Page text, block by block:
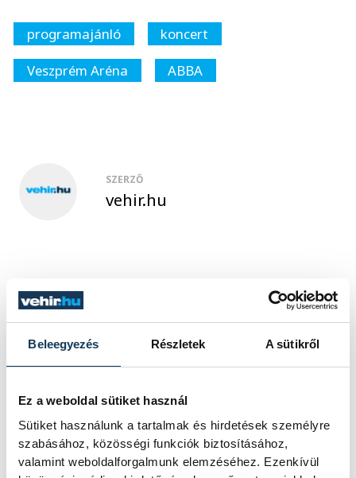
Beleegyezés Részletek A sütikről
Ez a weboldal sütiket használ
Sütiket használunk a tartalmak és hirdetések személyre
szabásához, közösségi funkciók biztosításához,
valamint weboldalforgalmunk elemzéséhez. Ezenkívül
programajánló
koncert
Veszprém Aréna
ABBA
SZERZŐ
vehir.hu